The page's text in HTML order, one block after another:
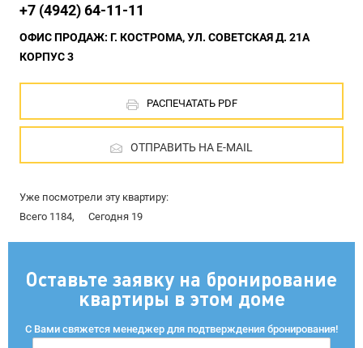
+7 (4942) 64-11-11
ОФИС ПРОДАЖ: Г. КОСТРОМА, УЛ. СОВЕТСКАЯ Д. 21А
КОРПУС 3
РАСПЕЧАТАТЬ PDF
ОТПРАВИТЬ НА E-MAIL
Уже посмотрели эту квартиру:
Всего 1184,
Сегодня 19
Оставьте заявку на бронирование
квартиры в этом доме
С Вами свяжется менеджер для подтверждения бронирования!